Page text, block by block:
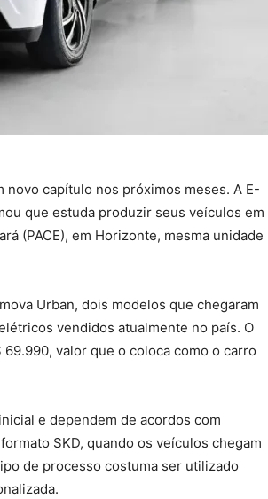
capítulo nos próximos meses. A E-
que estuda produzir seus veículos em
(PACE), em Horizonte, mesma unidade
Urban, dois modelos que chegaram
vendidos atualmente no país. O
valor que o coloca como o carro
e dependem de acordos com
SKD, quando os veículos chegam
de processo costuma ser utilizado